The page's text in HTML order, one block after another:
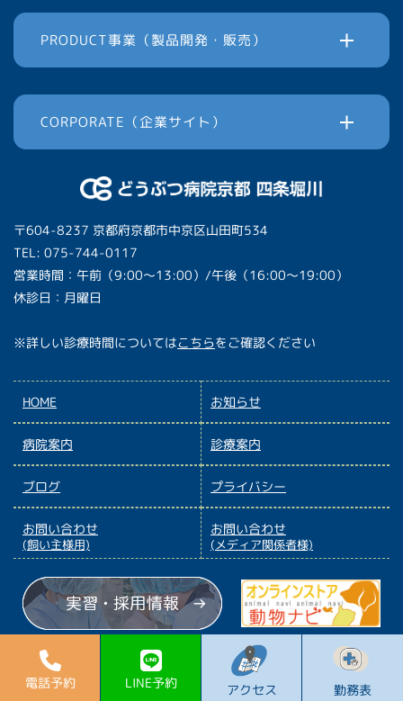
PRODUCT事業（製品開発・販売）
CORPORATE（企業サイト）
〒604-8237 京都府京都市中京区山田町534
TEL: 075-744-0117
営業時間：午前（9:00〜13:00）/午後（16:00〜19:00）
休診日：月曜日
※詳しい診療時間についてはこちらをご確認ください
HOME お知らせ
病院案内 診療案内
ブログ プライバシー
お問い合わせ
(飼い主様用)
お問い合わせ
(メディア関係者様)
© Animal Hospital Kyoto all rights reserved.
電話予約 LINE予約 アクセス 勤務表